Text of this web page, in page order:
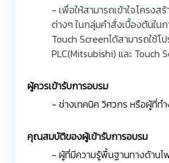
- เพื่อให้สามารถเข้าใจโครง
ต่างๆ ในกลุ่มคำสั่งเบื้องต้นใน
Touch Screenได้สามารถใช้
PLC(Mitsubishi) และ Touch
ผู้ควรเข้ารับการอบรม
- ช่างเทคนิค วิศวกร หรือผู้ที่ท
คุณสมบัติของผู้เข้ารับการอบรม
- ผู้ที่มีความรู้พื้นฐานทางด้าน